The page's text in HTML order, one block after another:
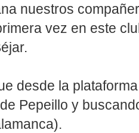
nuestros
vez en este
desde la
Pepeillo y